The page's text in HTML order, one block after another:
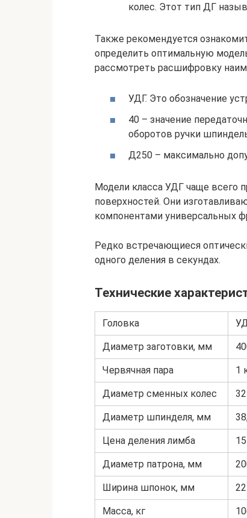
колес. Этот тип ДГ
Также рекомендуется
определить оптимальную
рассмотреть расшифровку
УДГ. Это обозначение
40 – значение
оборотов ручки
Д250 – максимально
Модели класса УДГ чаще всего
поверхностей. Они
компонентами универсальных
Редко встречающиеся
одного деления в секундах.
Технические
Головка
Диаметр заготовки, мм
Червячная пара 1
Диаметр сменных колес
Диаметр шпинделя, мм
Цена деления лимба 15
Диаметр патрона, мм
Ширина шпонок, мм 22
Масса, кг